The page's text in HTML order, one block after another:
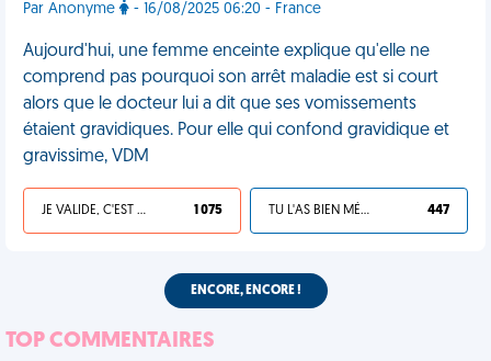
Par Anonyme - 16/08/2025 06:20 - France
Aujourd'hui, une femme enceinte explique qu'elle ne
comprend pas pourquoi son arrêt maladie est si court
alors que le docteur lui a dit que ses vomissements
étaient gravidiques. Pour elle qui confond gravidique et
gravissime, VDM
JE VALIDE, C'EST UNE VDM 1 075 TU L'AS BIEN MÉRITÉ 447
ENCORE, ENCORE !
TOP COMMENTAIRES